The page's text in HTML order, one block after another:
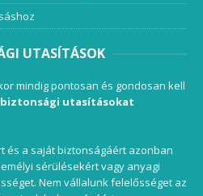
UTASÍTÁSOK
mindig pontosan és gondosan kell
biztonsági utasításokat
és a saját biztonságáért azonban
sérülésekért vagy anyagi
Nem vállalunk felelősséget az